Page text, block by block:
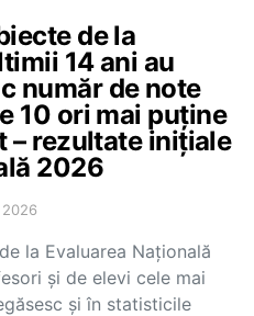
de la
14 ani au
număr de note
10 ori mai puține
– rezultate inițiale
2026
la Evaluarea Națională
și de elevi cele mai
și în statisticile